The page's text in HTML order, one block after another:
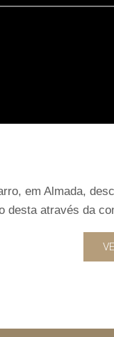
em Almada,
desta através da